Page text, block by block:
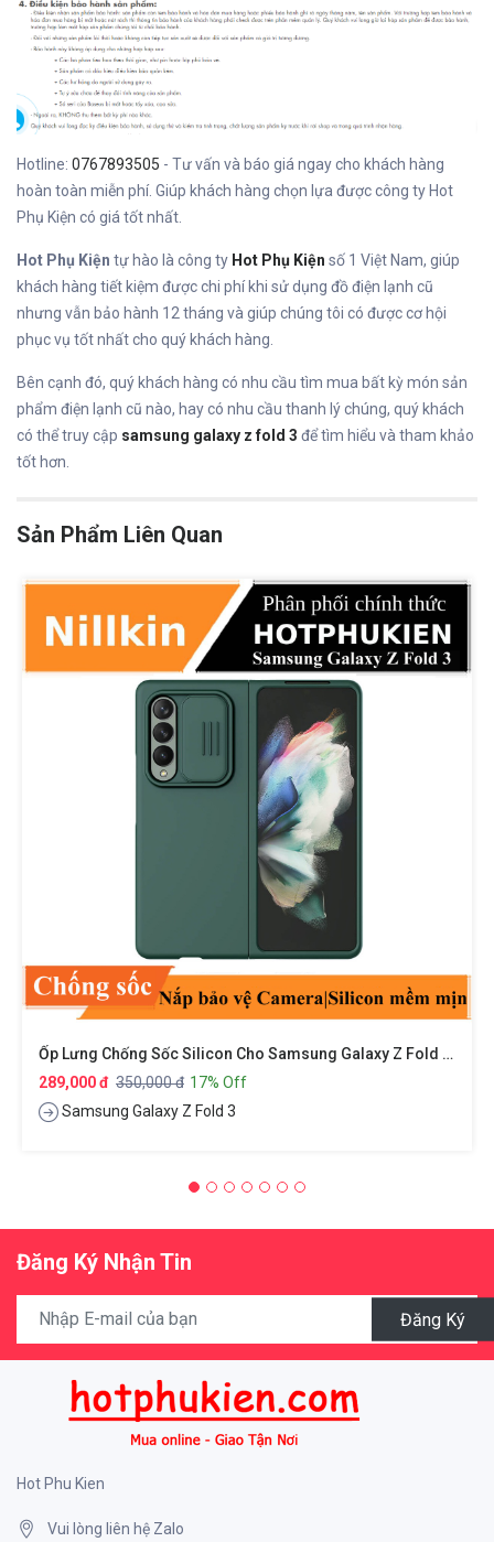
Hotline: 0767893505 - Tư vấn và báo giá ngay cho khách hàng
hoàn toàn miễn phí. Giúp khách hàng chọn lựa được công ty Hot
Phụ Kiện có giá tốt nhất.
Hot Phụ Kiện tự hào là công ty Hot Phụ Kiện số 1 Việt Nam, giúp
khách hàng tiết kiệm được chi phí khi sử dụng đồ điện lạnh cũ
nhưng vẫn bảo hành 12 tháng và giúp chúng tôi có được cơ hội
phục vụ tốt nhất cho quý khách hàng.
Bên cạnh đó, quý khách hàng có nhu cầu tìm mua bất kỳ món sản
phẩm điện lạnh cũ nào, hay có nhu cầu thanh lý chúng, quý khách
có thể truy cập samsung galaxy z fold 3 để tìm hiểu và tham khảo
tốt hơn.
Sản Phẩm Liên Quan
Ốp Lưng Chống Sốc Silicon Cho Samsung Galaxy Z Fold 3 Bảo Vệ Camera Hiệu Nillkin Camshield Silky Silicon Case
289,000 đ 350,000 đ 17% Off
Samsung Galaxy Z Fold 3
Đăng Ký Nhận Tin
Đăng Ký
Hot Phu Kien
Vui lòng liên hệ Zalo